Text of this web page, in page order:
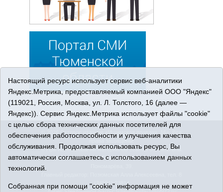
© 2026 Сетевое издание «Ишимская правда». 16+. Все
права защищены.
© При использовании материалов ссылка обязательна.
Адрес редакции: 627750 Тюменская область, г. Ишим, ул.
(34551) 23814
Настоящий ресурс использует сервис веб-аналитики
Яндекс.Метрика, предоставляемый компанией ООО "Яндекс"
(119021, Россия, Москва, ул. Л. Толстого, 16 (далее —
Яндекс)). Сервис Яндекс.Метрика использует файлы "cookie"
с целью сбора технических данных посетителей для
обеспечения работоспособности и улучшения качества
обслуживания. Продолжая использовать ресурс, Вы
автоматически соглашаетесь с использованием данных
технологий.
Собранная при помощи "cookie" информация не может